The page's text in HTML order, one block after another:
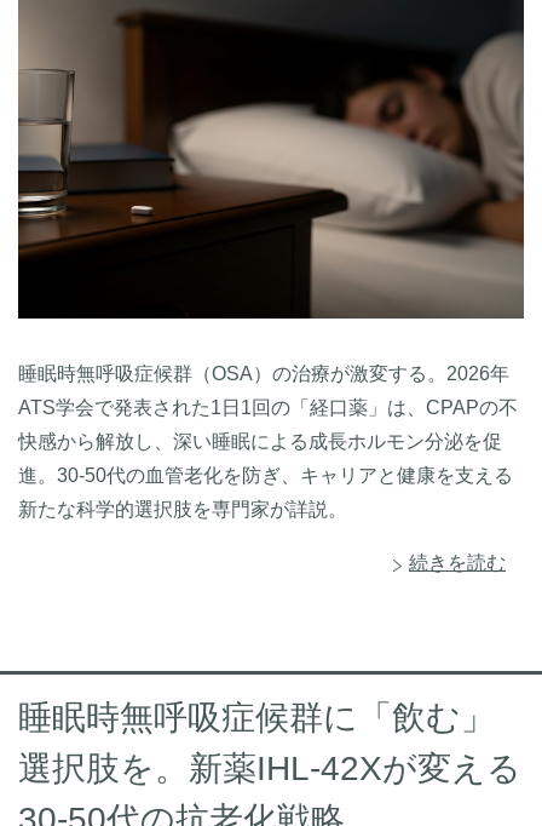
睡眠時無呼吸症候群（OSA）の治療が激変する。2026年
ATS学会で発表された1日1回の「経口薬」は、CPAPの不
快感から解放し、深い睡眠による成長ホルモン分泌を促
進。30-50代の血管老化を防ぎ、キャリアと健康を支える
新たな科学的選択肢を専門家が詳説。
続きを読む
睡眠時無呼吸症候群に「飲む」
選択肢を。新薬IHL-42Xが変える